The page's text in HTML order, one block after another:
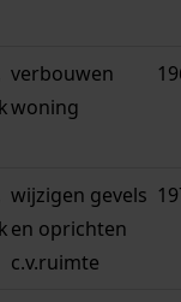
verbouwen
woning
wijzigen gevels
en oprichten
c.v.ruimte